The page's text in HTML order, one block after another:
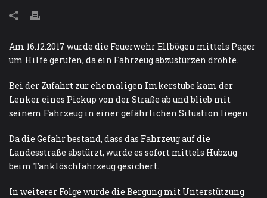
Am 16.12.2017 wurde die Feuerwehr Ellbögen mittels Pager
um Hilfe gerufen, da ein Fahrzeug abzustürzen drohte.
Bei der Zufahrt zur ehemaligen Imkerstube kam der
Lenker eines Pickup von der Straße ab und blieb mit
seinem Fahrzeug in einer gefährlichen Situation liegen.
Da die Gefahr bestand, dass das Fahrzeug auf die
Landesstraße abstürzt, wurde es sofort mittels Hubzug
beim Tanklöschfahrzeug gesichert.
In weiterer Folge wurde die Bergung mit Unterstützung